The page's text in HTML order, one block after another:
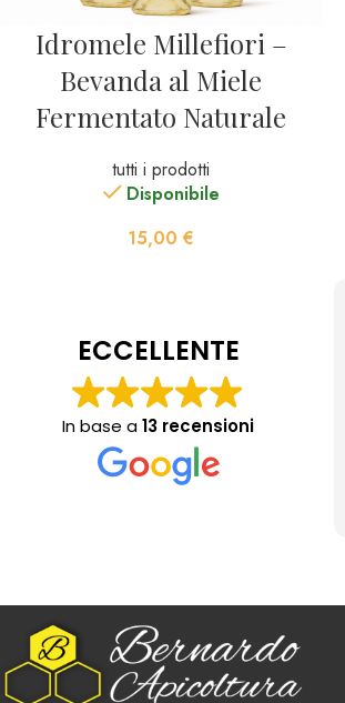
Idromele Millefiori –
Bevanda al Miele
Fermentato Naturale
tutti i prodotti
Disponibile
15,00€
ECCELLENTE
In base a13 recensioni